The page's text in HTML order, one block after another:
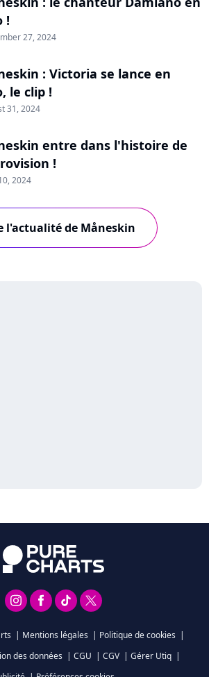
!
27, 2024
: Victoria se lance en
le clip !
31, 2024
entre dans l'histoire de
!
2024
l'actualité de Måneskin
| Mentions légales | Politique de cookies |
des données | CGU | CGV | Gérer Utiq |